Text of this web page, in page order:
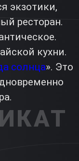
экзотики,
ресторан.
кухни.
солнца». Это